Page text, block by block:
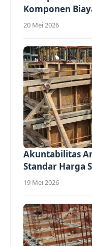
Komponen
(Overhead)...
20 Mei 2026
Akuntabilitas
Standar Harga
19 Mei 2026